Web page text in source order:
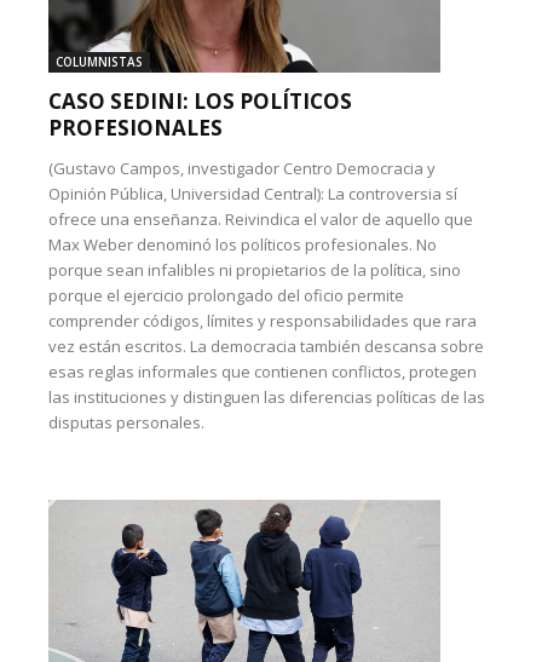
COLUMNISTAS
CASO SEDINI: LOS POLÍTICOS
PROFESIONALES
(Gustavo Campos, investigador Centro Democracia y
Opinión Pública, Universidad Central): La controversia sí
ofrece una enseñanza. Reivindica el valor de aquello que
Max Weber denominó los políticos profesionales. No
porque sean infalibles ni propietarios de la política, sino
porque el ejercicio prolongado del oficio permite
comprender códigos, límites y responsabilidades que rara
vez están escritos. La democracia también descansa sobre
esas reglas informales que contienen conflictos, protegen
las instituciones y distinguen las diferencias políticas de las
disputas personales.